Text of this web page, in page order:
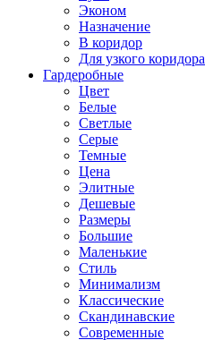
Эконом
Назначение
В коридор
Для узкого коридора
Гардеробные
Цвет
Белые
Светлые
Серые
Темные
Цена
Элитные
Дешевые
Размеры
Большие
Маленькие
Стиль
Минимализм
Классические
Скандинавские
Современные